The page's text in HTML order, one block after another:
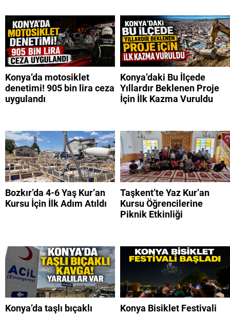
Konya’da motosiklet
denetimi! 905 bin lira ceza
uygulandı
Konya’daki Bu İlçede
Yıllardır Beklenen Proje
İçin İlk Kazma Vuruldu
Bozkır’da 4-6 Yaş Kur’an
Kursu İçin İlk Adım Atıldı
Taşkent’te Yaz Kur’an
Kursu Öğrencilerine
Piknik Etkinliği
Konya’da taşlı bıçaklı
Konya Bisiklet Festivali